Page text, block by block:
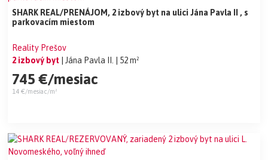
SHARK REAL/PRENÁJOM, 2 izbový byt na ulici Jána Pavla II , s
parkovacím miestom
Reality Prešov
2 izbový byt | Jána Pavla II. | 52 m²
745 €/mesiac
14 €/mesiac/m²